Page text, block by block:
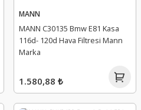
MANN
MANN C30135 Bmw E81 Kasa
116d- 120d Hava Filtresi Mann
Marka
1.580,88 ₺